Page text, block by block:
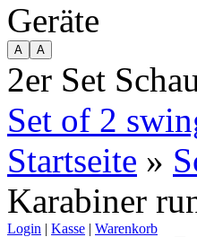
Geräte
2er Set
Set of 2
Startseite »
Karabiner
Login | Kasse | Warenkorb